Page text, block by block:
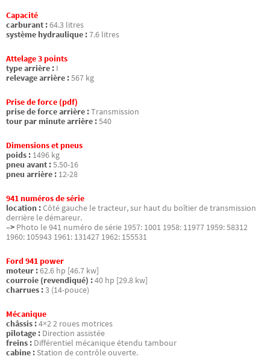
Capacité
carburant :64.3 litres
système hydraulique :7.6 litres
Attelage 3 points
type arrière : I
relevage arrière :567 kg
Prise de force (pdf)
prise de force arrière :Transmission
tour par minute arrière :540
Dimensions et pneus
poids : 1496 kg
pneu avant :5.50-16
pneu arrière : 12-28
941 numéros de série
location :Côté gauche le tracteur, sur haut du boîtier de transmission
derrière le démareur.
–> Photo le 941 numéro de série 1957: 1001 1958: 11977 1959: 58312
1960: 105943 1961: 131427 1962: 155531
Ford 941 power
moteur :62.6 hp [46.7 kw]
courroie (revendiqué) :40 hp [29.8 kw]
charrues :3 (14-pouce)
Mécanique
châssis :4×2 2 roues motrices
pilotage : Direction assistée
freins : Différentiel mécanique étendu tambour
cabine : Station de contrôle ouverte.